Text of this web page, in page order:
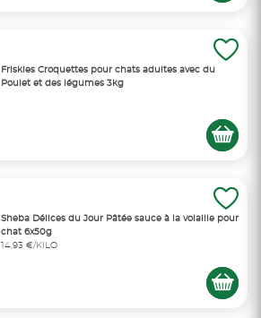
Friskies Croquettes pour chats adultes avec du
Poulet et des légumes 3kg
Sheba Délices du Jour Pâtée sauce à la volaille pour
chat 6x50g
14,93 €/KILO